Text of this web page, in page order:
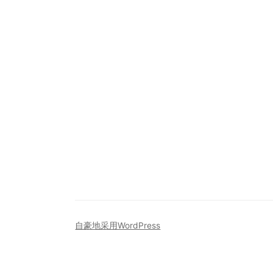
自豪地采用WordPress